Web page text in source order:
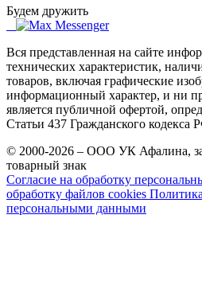
Будем дружить
Вся представленная на сайте
технических характеристик,
товаров, включая графические
информационный характер, и ни
является публичной офертой,
Статьи 437 Гражданского кодекса
© 2000-2026 – ООО УК Афалина,
товарный знак
Согласие на обработку
обработку файлов cookies
персональными данными